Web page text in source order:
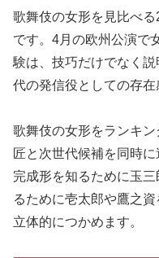
歌舞伎の女形を見比べ
です。4月の欧州公演で
験は、技巧だけでなく
代の発信役としての存在
歌舞伎の女形をランキ
匠と次世代候補を同時
完成形を知るために玉
るために壱太郎や鷹之
立体的につかめます。